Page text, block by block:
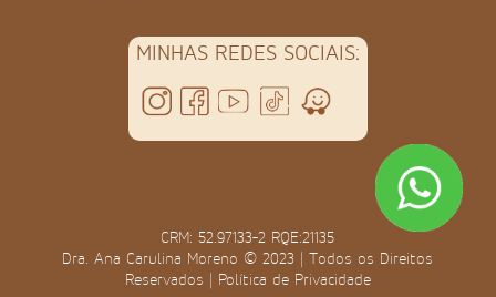
MINHAS REDES SOCIAIS:
CRM: 52.97133-2 RQE:21135
Dra. Ana Carulina Moreno © 2023 | Todos os Direitos
Reservados | Política de Privacidade